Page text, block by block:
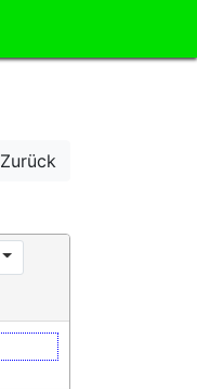
Zurück